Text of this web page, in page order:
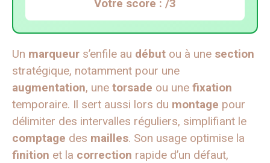
Votre score : /3
Un marqueur s’enfile au début ou à une section
stratégique, notamment pour une
augmentation, une torsade ou une fixation
temporaire. Il sert aussi lors du montage pour
délimiter des intervalles réguliers, simplifiant le
comptage des mailles. Son usage optimise la
finition et la correction rapide d’un défaut,